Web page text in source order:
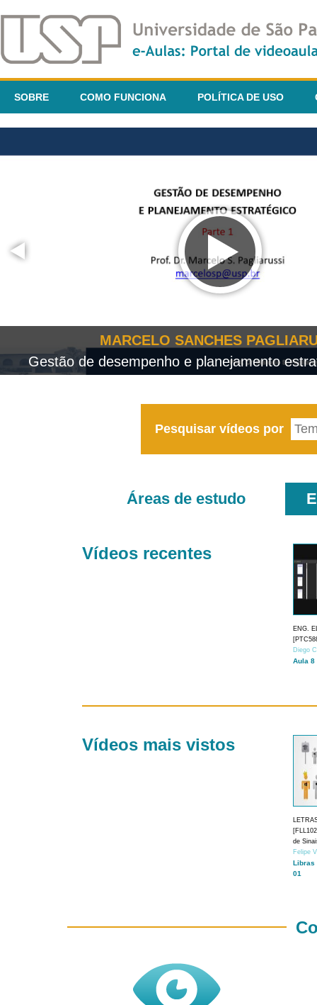
SOBRE COMO FUNCIONA POLÍTICA DE USO
MARCELO SANCHES
Gestão de desempenho e planejamento
Pesquisar vídeos por
Áreas de estudo
Vídeos recentes
ENG.
Diego
Aula 8
Vídeos mais vistos
de
Felipe
Libras
01